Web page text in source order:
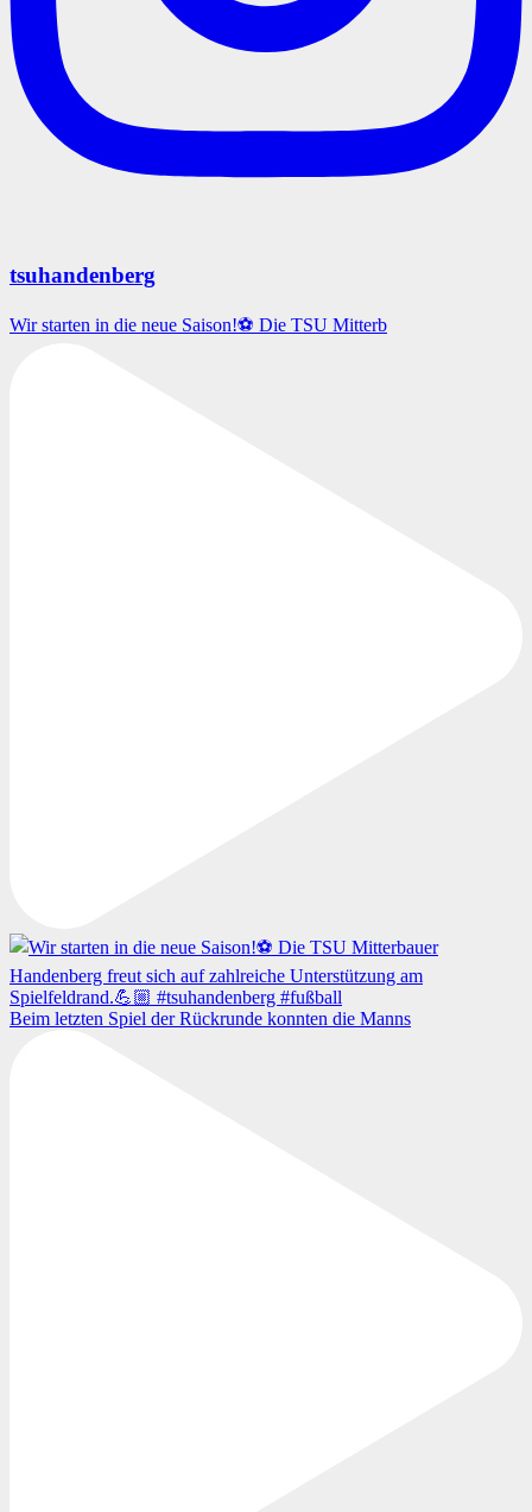
tsuhandenberg
Wir starten in die neue Saison!⚽️ Die TSU Mitterb
Beim letzten Spiel der Rückrunde konnten die Manns